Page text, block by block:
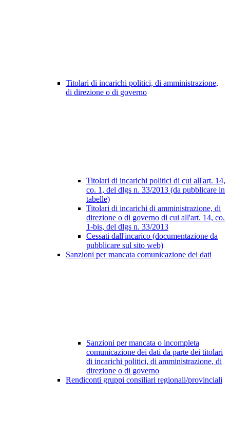
Titolari di incarichi politici, di amministrazione,
di direzione o di governo
Titolari di incarichi politici di cui all'art. 14,
co. 1, del dlgs n. 33/2013 (da pubblicare in
tabelle)
Titolari di incarichi di amministrazione, di
direzione o di governo di cui all'art. 14, co.
1-bis, del dlgs n. 33/2013
Cessati dall'incarico (documentazione da
pubblicare sul sito web)
Sanzioni per mancata comunicazione dei dati
Sanzioni per mancata o incompleta
comunicazione dei dati da parte dei titolari
di incarichi politici, di amministrazione, di
direzione o di governo
Rendiconti gruppi consiliari regionali/provinciali